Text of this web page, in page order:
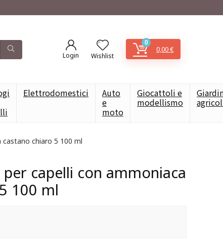
Login Wishlist
0
0,00€
Elettrodomestici Auto
e
moto
Giocattoli e
modellismo
chiaro 5 100 ml
capelli con ammoniaca
100 ml